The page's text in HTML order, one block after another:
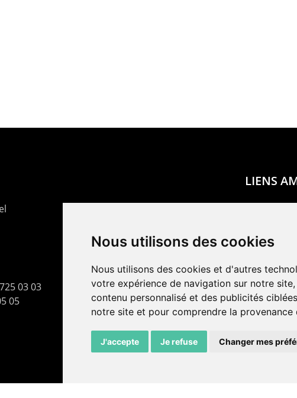
Nous utilisons des cookies
Nous utilisons des cookies et d'autres
votre expérience de navigation sur notre
contenu personnalisé et des publicités
notre site et pour comprendre la provenance
J'accepte Je refuse Changer mes
03 03
05
LIENS